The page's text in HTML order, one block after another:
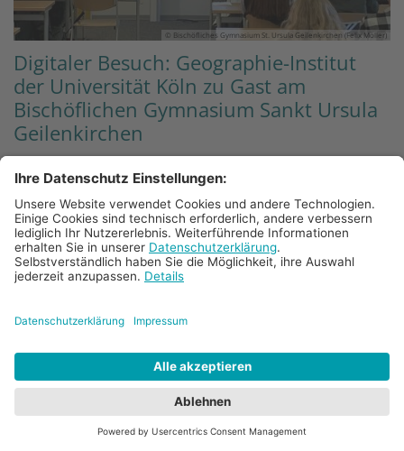
© Bischöfliches Gymnasium St. Ursula Geilenkirchen (Felix Möller)
Digitaler Besuch: Geographie-Institut
der Universität Köln zu Gast am
Bischöflichen Gymnasium Sankt Ursula
Geilenkirchen
Am Freitag, dem 12. November 2021, haben die
Geographie-Leistungskurse der Q1 am digitalen
Tag der offenen Tür des Geographischen Instituts
der Universität Köln teilgenommen. In einer
Schüler in digitaler Form ein wenig
Mehr